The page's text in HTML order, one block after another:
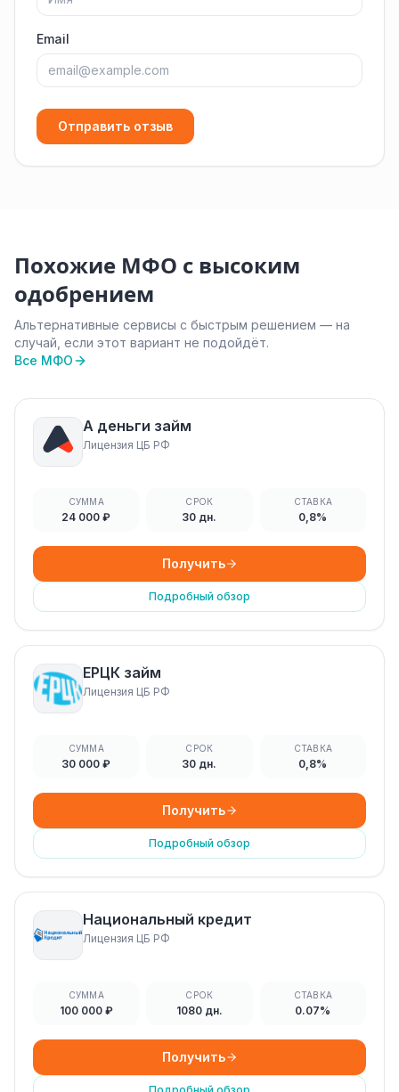
Email
Отправить отзыв
Похожие МФО с высоким
одобрением
Альтернативные сервисы с быстрым решением — на
случай, если этот вариант не подойдёт.
Все МФО
А деньги займ
Лицензия ЦБ РФ
СУММА
24 000 ₽
СРОК
30 дн.
СТАВКА
0,8%
Получить
Подробный обзор
ЕРЦК займ
Лицензия ЦБ РФ
СУММА
30 000 ₽
СРОК
30 дн.
СТАВКА
0,8%
Получить
Подробный обзор
Национальный кредит
Лицензия ЦБ РФ
СУММА
100 000 ₽
СРОК
1080 дн.
СТАВКА
0.07%
Получить